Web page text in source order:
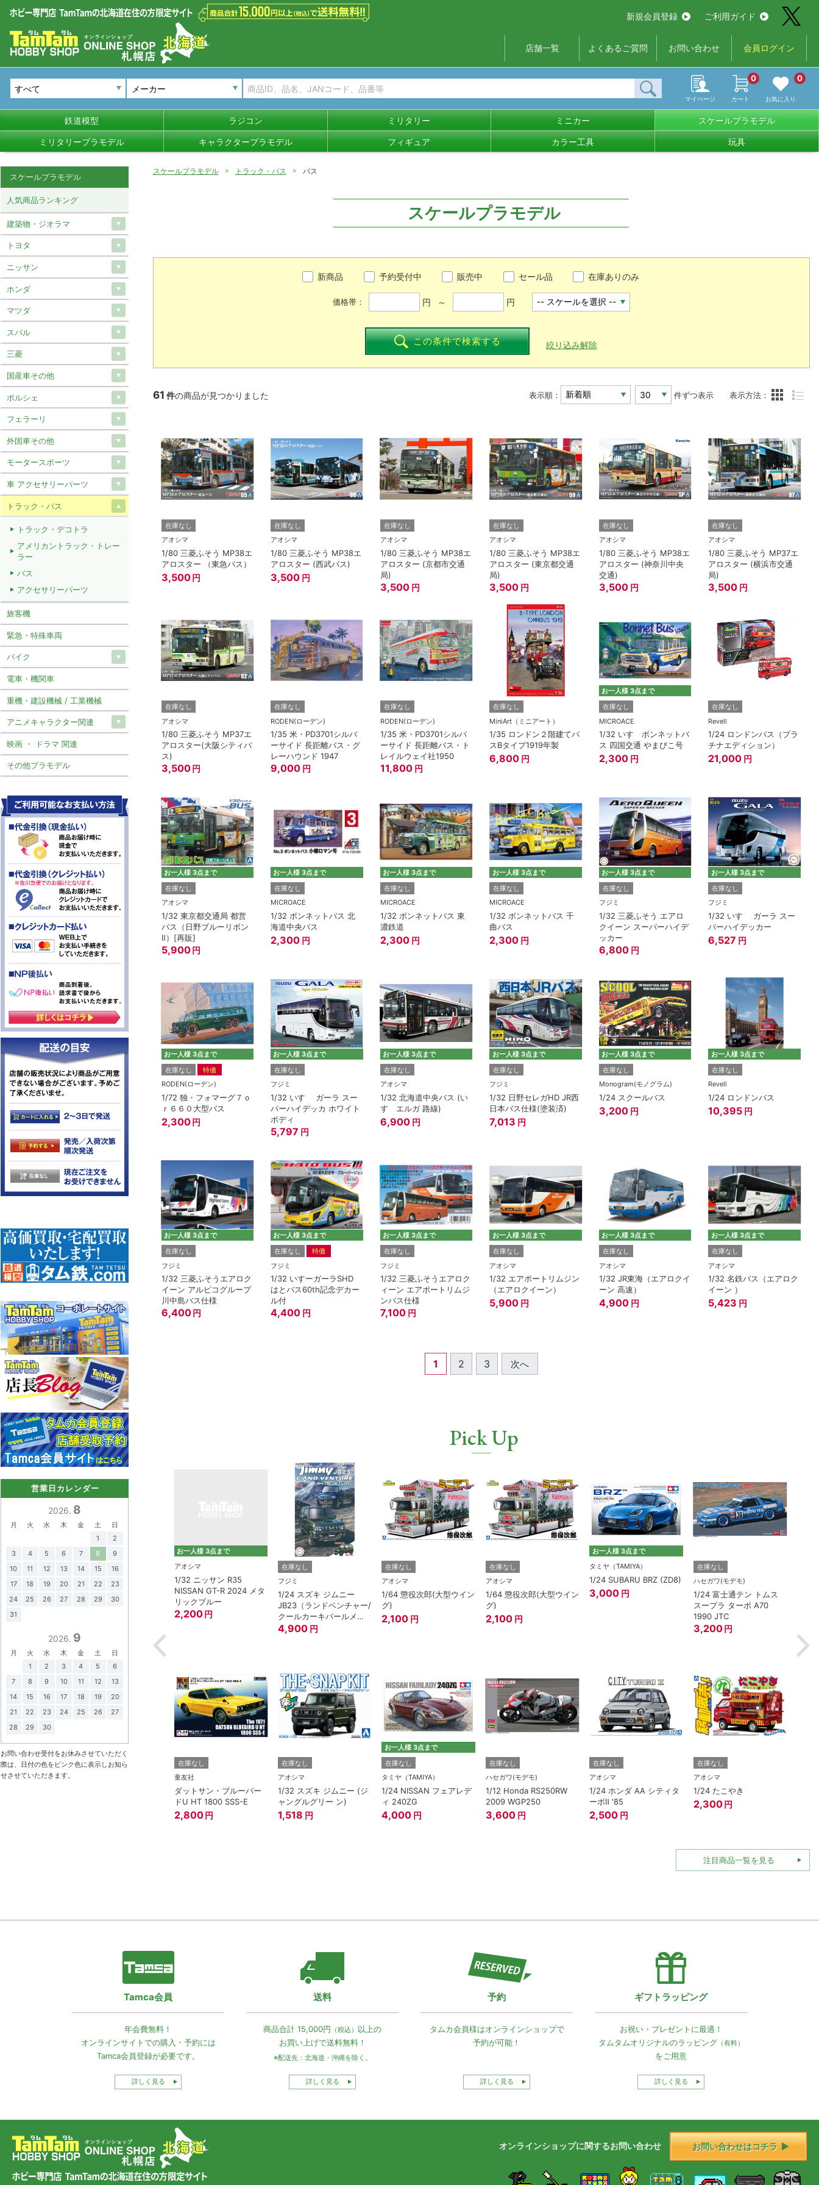
新規会員登録 ご利用ガイド
店舗一覧 よくあるご質問 お問い合わせ 会員ログイン
メーカー
マイページ カート
0
お気に入り
0
鉄道模型 ラジコン ミリタリー ミニカー スケールプラモデル
ミリタリープラモデル キャラクタープラモデル フィギュア カラー工具 玩具
スケールプラモデル トラック・バス バス
スケールプラモデル
新商品 予約受付中 販売中 セール品 在庫ありのみ
価格帯： 円 ～ 円
この条件で検索する 絞り込み解除
61 件の商品が見つかりました 表示順： 件ずつ表示 表示方法：
在庫なし
アオシマ
1/80 三菱ふそう MP38エ
アロスター （東急バス）
3,500 円
在庫なし
アオシマ
1/80 三菱ふそう MP38エ
アロスター (西武バス)
3,500 円
在庫なし
アオシマ
1/80 三菱ふそう MP38エ
アロスター (京都市交通
局)
3,500 円
在庫なし
アオシマ
1/80 三菱ふそう MP38エ
アロスター (東京都交通
局)
3,500 円
在庫なし
アオシマ
1/80 三菱ふそう MP38エ
アロスター (神奈川中央
交通)
3,500 円
在庫なし
アオシマ
1/80 三菱ふそう MP37エ
アロスター (横浜市交通
局)
3,500 円
在庫なし
アオシマ
1/80 三菱ふそう MP37エ
アロスター(大阪シティバ
ス)
3,500 円
在庫なし
RODEN(ローデン)
1/35 米・PD3701シルバ
ーサイド 長距離バス・グ
レーハウンド 1947
9,000 円
在庫なし
RODEN(ローデン)
1/35 米・PD3701シルバ
ーサイド 長距離バス・ト
レイルウェイ社1950
11,800 円
在庫なし
MiniArt（ミニアート）
1/35 ロンドン２階建てバ
スBタイプ1919年製
6,800 円
お一人様 3点まで
在庫なし
MICROACE
1/32 いすゞボンネットバ
ス 四国交通 やまびこ号
2,300 円
在庫なし
Revell
1/24 ロンドンバス（プラ
チナエディション）
21,000 円
お一人様 3点まで
在庫なし
アオシマ
1/32 東京都交通局 都営
バス（日野ブルーリボン
Ⅱ）[再販]
5,900 円
お一人様 3点まで
在庫なし
MICROACE
1/32 ボンネットバス 北
海道中央バス
2,300 円
お一人様 3点まで
在庫なし
MICROACE
1/32 ボンネットバス 東
濃鉄道
2,300 円
お一人様 3点まで
在庫なし
MICROACE
1/32 ボンネットバス 千
曲バス
2,300 円
お一人様 3点まで
在庫なし
フジミ
1/32 三菱ふそう エアロ
クイーン スーパーハイデ
ッカー
6,800 円
お一人様 3点まで
在庫なし
フジミ
1/32 いすゞ ガーラ スー
パーハイデッカー
6,527 円
お一人様 3点まで
在庫なし
特価
RODEN(ローデン)
1/72 独・フォマーグ７ｏ
ｒ６６０大型バス
2,300 円
お一人様 3点まで
在庫なし
フジミ
1/32 いすゞ ガーラ スー
パーハイデッカ ホワイト
ボディ
5,797 円
お一人様 3点まで
在庫なし
アオシマ
1/32 北海道中央バス (い
すゞエルガ 路線)
6,900 円
お一人様 3点まで
在庫なし
フジミ
1/32 日野セレガHD JR西
日本バス仕様(塗装済)
7,013 円
お一人様 3点まで
在庫なし
Monogram(モノグラム)
1/24 スクールバス
3,200 円
お一人様 3点まで
在庫なし
Revell
1/24 ロンドンバス
10,395 円
お一人様 3点まで
在庫なし
フジミ
1/32 三菱ふそうエアロク
イーン アルピコグループ
川中島バス仕様
6,400 円
お一人様 3点まで
在庫なし
特価
フジミ
1/32 いすーガーラSHD
はとバス60th記念デカー
ル付
4,400 円
お一人様 3点まで
在庫なし
フジミ
1/32 三菱ふそうエアロク
ィーン エアポートリムジ
ンバス仕様
7,100 円
お一人様 3点まで
在庫なし
アオシマ
1/32 エアポートリムジン
（エアロクイーン）
5,900 円
お一人様 3点まで
在庫なし
アオシマ
1/32 JR東海（エアロクイ
ーン 高速）
4,900 円
お一人様 3点まで
在庫なし
アオシマ
1/32 名鉄バス（エアロク
イーン ）
5,423 円
1 2 3 次へ
Pick Up
デモ)
360 デラッ
タミヤ（TAMIYA）
1/12 チーム スズキ エク
3,800円
在庫なし
アオシマ
お一人様 3点まで
アオシマ
1/32 ニッサン R35
NISSAN GT-R 2024 メタ
リックブルー
2,200 円
在庫なし
フジミ
1/24 スズキ ジムニー
JB23（ランドベンチャー/
クールカーキパールメタ
リック）
4,900 円
在庫なし
アオシマ
1/64 懲役次郎(大型ウイン
グ)
2,100 円
在庫なし
アオシマ
1/64 懲役次郎(大型ウイン
グ)
2,100 円
お一人様 3点まで
タミヤ（TAMIYA）
1/24 SUBARU BRZ (ZD8)
3,000 円
在庫なし
ハセガワ(モデモ)
1/24 富士通テン トムス
スープラ ターボ A70
1990 JTC
3,200 円
在庫なし
童友社
ダットサン・ブルーバー
ドU HT 1800 SSS-E
2,800 円
在庫なし
アオシマ
1/32 スズキ ジムニー (ジ
ャングルグリー ン)
1,518 円
お一人様 3点まで
在庫なし
タミヤ（TAMIYA）
1/24 NISSAN フェアレデ
ィ 240ZG
4,000 円
在庫なし
ハセガワ(モデモ)
1/12 Honda RS250RW
2009 WGP250
3,600 円
在庫なし
アオシマ
1/24 ホンダ AA シティタ
ーボⅡ '85
2,500 円
在庫なし
アオシマ
1/24 たこやき
2,300 円
注目商品一覧を見る
スケールプラモデル
人気商品ランキング
建築物・ジオラマ
トヨタ
ニッサン
ホンダ
マツダ
スバル
三菱
国産車その他
ポルシェ
フェラーリ
外国車その他
モータースポーツ
車 アクセサリーパーツ
トラック・バス
トラック・デコトラ
アメリカントラック・トレー
ラー
バス
アクセサリーパーツ
旅客機
緊急・特殊車両
バイク
電車・機関車
重機・建設機械 / 工業機械
アニメキャラクター関連
映画 ・ ドラマ 関連
その他プラモデル
営業日カレンダー
2026. 8
月 火 水 木 金 土
日
1
2
3
4 5 6 7 8
9
10
11 12 13 14 15
16
17
18 19 20 21 22
23
24
25 26 27 28 29
30
31
2026. 9
月 火 水 木 金 土
日
1
2 3 4 5
6
7
8 9 10 11 12
13
14
15 16 17 18 19
20
21
22 23 24 25 26
27
28
29 30
お問い合わせ受付をお休みさせていただく
際は、日付の色をピンク色に表示しお知ら
せさせていただきます。
Tamca会員
年会費無料！
オンラインサイトでの購入・予約には
Tamca会員登録が必要です。
詳しく見る
送料
商品合計 15,000円 （税込） 以上の
お買い上げで送料無料！
※配送先：北海道・沖縄を除く。
詳しく見る
予約
タムカ会員様はオンラインショップで
予約が可能！
詳しく見る
ギフトラッピング
お祝い・プレゼントに最適！
タムタムオリジナルのラッピング（有料）
をご用意
詳しく見る
オンラインショップに関するお問い合わせ お問い合わせはコチラ